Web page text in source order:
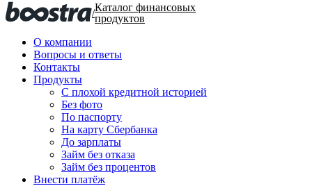
/Каталог финансовых
продуктов
О компании
Вопросы и ответы
Контакты
Продукты
C плохой кредитной историей
Без фото
По паспорту
На карту Сбербанка
До зарплаты
Займ без отказа
Займ без процентов
Внести платёж